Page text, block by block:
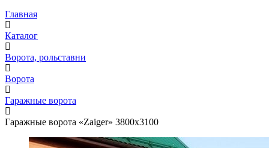
Главная
Каталог
Ворота, рольставни
Ворота
Гаражные ворота
Гаражные ворота «Zaiger» 3800x3100